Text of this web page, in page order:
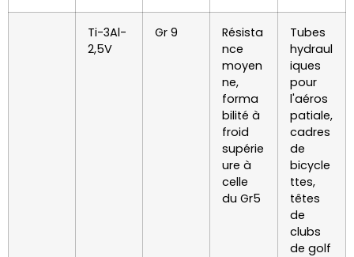
Ti-3Al-
2,5V
Gr 9
Résista
nce
moyen
ne,
forma
bilité à
froid
supérie
ure à
celle
du Gr5
Tubes
hydraul
iques
pour
l'aéros
patiale,
cadres
de
bicycle
ttes,
têtes
de
clubs
de golf